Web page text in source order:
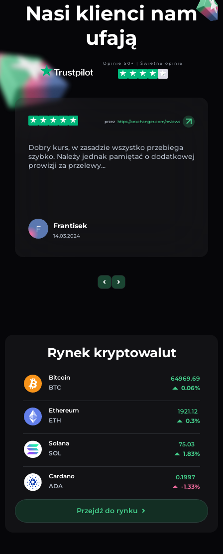
Nasi klienci nam
ufają
Opinie 50+ | Świetne opinie
przez https://aexchanger.com/reviews
Dobry kurs, w zasadzie wszystko przebiega
szybko. Należy jednak pamiętać o dodatkowej
prowizji za przelewy...
F Frantisek
14.03.2024
Rynek kryptowalut
Bitcoin
BTC
64969.69
0.06%
Ethereum
ETH
1921.12
0.3%
Solana
SOL
75.03
1.83%
Cardano
ADA
0.1997
-1.33%
Przejdź do rynku